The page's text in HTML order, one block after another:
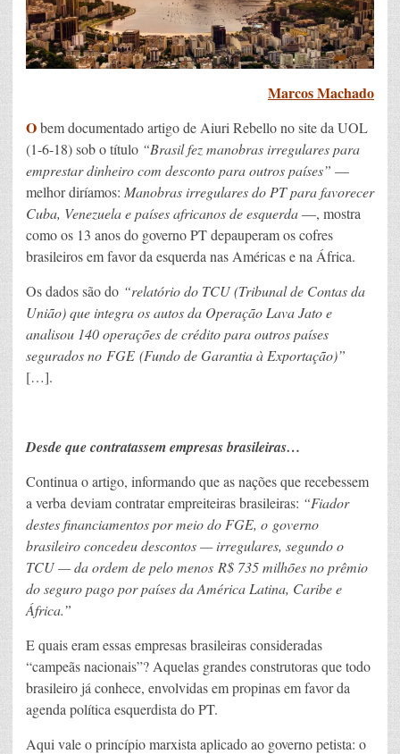
Marcos Machado
Obem documentado artigo de Aiuri Rebello no site da UOL
(1-6-18) sob o título “Brasil fez manobras irregulares para
emprestar dinheiro com desconto para outros países” —
melhor diríamos: Manobras irregulares do PT para favorecer
Cuba, Venezuela e países africanos de esquerda—, mostra
como os 13 anos do governo PT depauperam os cofres
brasileiros em favor da esquerda nas Américas e na África.
Os dados são do “relatório do TCU (Tribunal de Contas da
União) que integra os autos da Operação Lava Jato e
analisou 140 operações de crédito para outros países
segurados no FGE (Fundo de Garantia à Exportação)”
[…].
Desde que contratassem empresas brasileiras…
Continua o artigo, informando que as nações que recebessem
a verba deviam contratar empreiteiras brasileiras: “Fiador
destes financiamentos por meio do FGE, o governo
brasileiro concedeu descontos — irregulares, segundo o
TCU — da ordem de pelo menos R$ 735 milhões no prêmio
do seguro pago por países da América Latina, Caribe e
África.”
E quais eram essas empresas brasileiras consideradas
“campeãs nacionais”? Aquelas grandes construtoras que todo
brasileiro já conhece, envolvidas em propinas em favor da
agenda política esquerdista do PT.
Aqui vale o princípio marxista aplicado ao governo petista: o